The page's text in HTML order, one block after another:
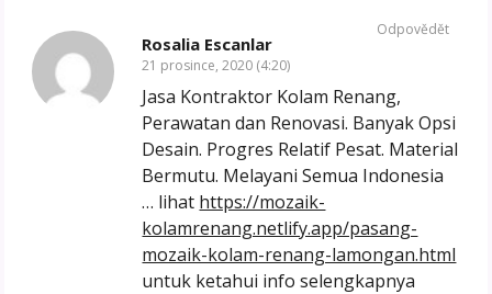
Rosalia Escanlar
21 prosince, 2020 (4:20)
Jasa Kontraktor Kolam Renang,
Perawatan dan Renovasi. Banyak Opsi
Desain. Progres Relatif Pesat. Material
Bermutu. Melayani Semua Indonesia
… lihat https://mozaik-
kolamrenang.netlify.app/pasang-
mozaik-kolam-renang-lamongan.html
untuk ketahui info selengkapnya
Odpovědět